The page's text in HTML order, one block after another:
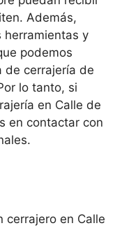
Además,
herramientas y
podemos
de cerrajería de
lo tanto, si
en Calle de
en contactar con
cerrajero en Calle